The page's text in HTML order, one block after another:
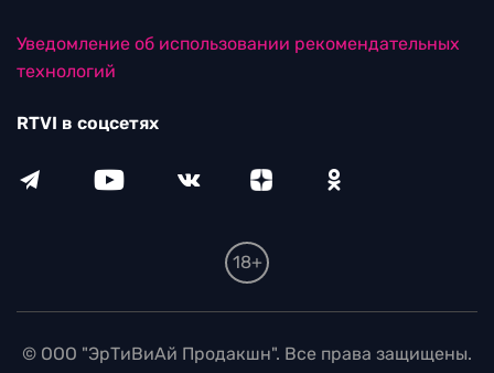
Уведомление об использовании рекомендательных
технологий
RTVI в соцсетях
18+
© ООО "ЭрТиВиАй Продакшн". Все права защищены.